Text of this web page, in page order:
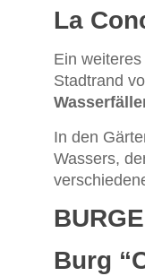
La
Ein
Stadtrand
In den
Wassers,
Burg